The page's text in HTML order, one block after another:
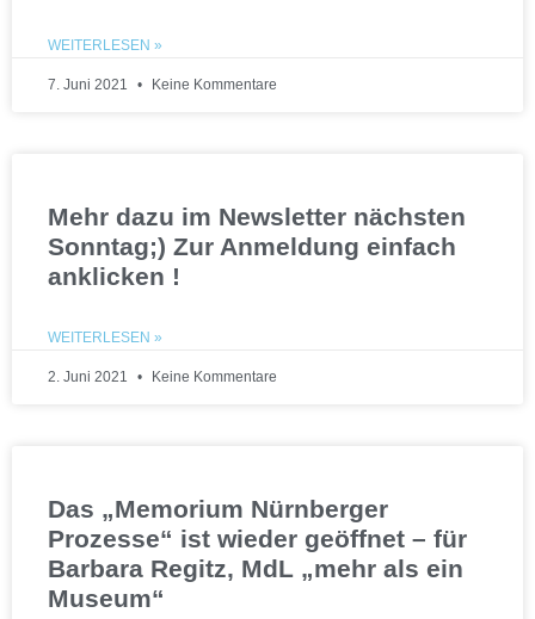
WEITERLESEN »
7. Juni 2021 Keine Kommentare
Mehr dazu im Newsletter nächsten
Sonntag;) Zur Anmeldung einfach
anklicken !
WEITERLESEN »
2. Juni 2021 Keine Kommentare
Das „Memorium Nürnberger
Prozesse“ ist wieder geöffnet – für
Barbara Regitz, MdL „mehr als ein
Museum“